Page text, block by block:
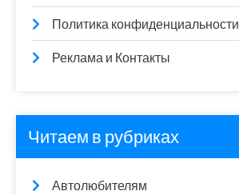
Политика конфиденциальности
Реклама и Контакты
Читаем в рубриках
Автолюбителям